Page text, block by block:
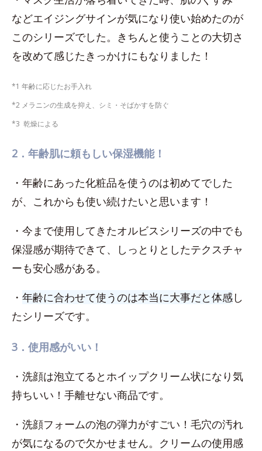
などエイジングサインが気になり使い始めたのが
このシリーズでした。きちんと使うことの大切さ
を改めて感じたきっかけにもなりました！
*1 年齢に応じたお手入れ
*2 メラニンの生成を抑え、シミ・そばかすを防ぐ
*3 乾燥による
2．年齢肌に頼もしい保湿機能！
・年齢にあった化粧品を使うのは初めてでした
が、これからも使い続けたいと思います！
・今まで使用してきたオルビスシリーズの中でも
保湿感が期待できて、しっとりとしたテクスチャ
ーも安心感がある。
・ 年齢に合わせて使うのは本当に大事だと体感し
たシリーズです。
3．使用感がいい！
・洗顔は泡立てるとホイップクリーム状になり気
持ちいい！手離せない商品です。
・洗顔フォームの泡の弾力がすごい！毛穴の汚れ
が気になるので欠かせません。クリームの使用感